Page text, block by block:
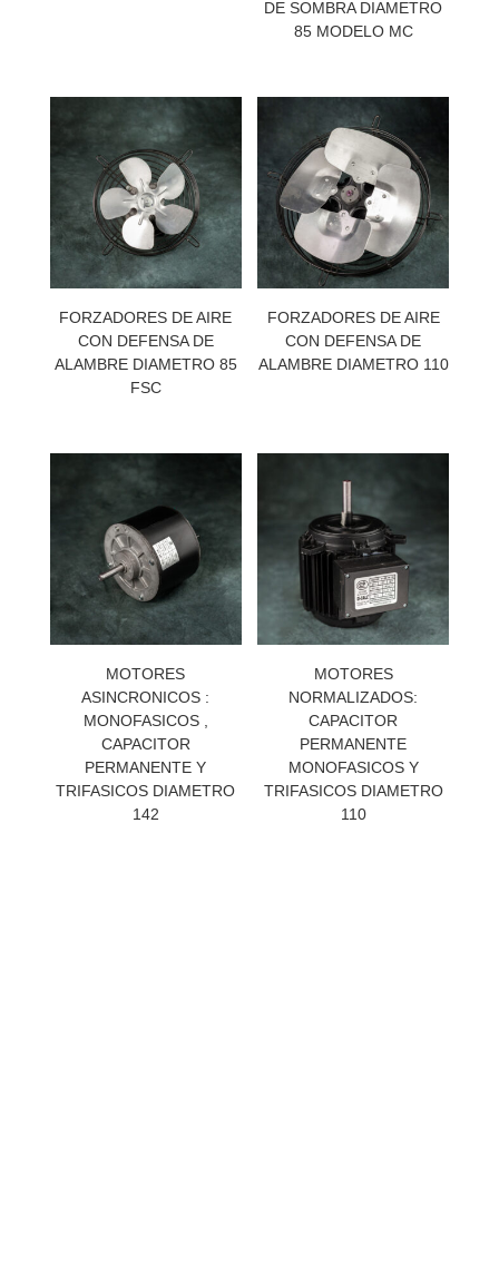
DE SOMBRA DIAMETRO
85 MODELO MC
FORZADORES DE AIRE
CON DEFENSA DE
ALAMBRE DIAMETRO 85
FSC
FORZADORES DE AIRE
CON DEFENSA DE
ALAMBRE DIAMETRO 110
MOTORES
ASINCRONICOS :
MONOFASICOS ,
CAPACITOR
PERMANENTE Y
TRIFASICOS DIAMETRO
142
MOTORES
NORMALIZADOS:
CAPACITOR
PERMANENTE
MONOFASICOS Y
TRIFASICOS DIAMETRO
110